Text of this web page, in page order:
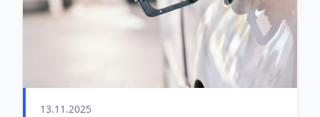
13.11.2025